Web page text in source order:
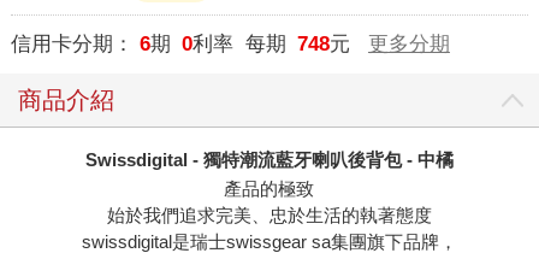
信用卡分期： 6期 0利率 每期 748元 更多分期
商品介紹
Swissdigital - 獨特潮流藍牙喇叭後背包 - 中橘
產品的極致
始於我們追求完美、忠於生活的執著態度
swissdigital是瑞士swissgear sa集團旗下品牌，